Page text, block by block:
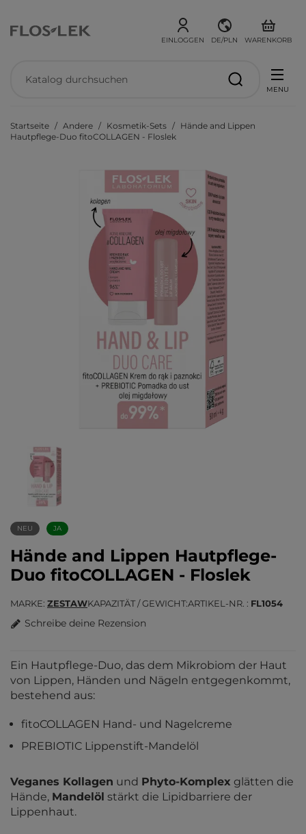
EINLOGGEN DE/PLN WARENKORB
MENU
Startseite Andere Kosmetik-Sets
Hände and Lippen
Hautpflege-Duo fitoCOLLAGEN - Floslek
NEU JA
Hände and Lippen Hautpflege-
Duo fitoCOLLAGEN - Floslek
MARKE ZESTAWKAPAZITÄT / GEWICHTARTIKEL-NR. FL1054
Schreibe deine Rezension
Ein Hautpflege-Duo, das dem Mikrobiom der Haut
von Lippen, Händen und Nägeln entgegenkommt,
bestehend aus:
fitoCOLLAGEN Hand- und Nagelcreme
PREBIOTIC Lippenstift-Mandelöl
Veganes Kollagen und Phyto-Komplex glätten die
Hände, Mandelöl stärkt die Lipidbarriere der
Lippenhaut.